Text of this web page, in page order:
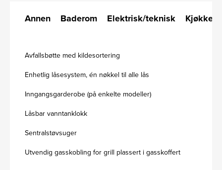
Annen Baderom Elektrisk/teknisk Kjøkken
Avfallsbøtte med kildesortering
Enhetlig låsesystem, én nøkkel til alle lås
Inngangsgarderobe (på enkelte modeller)
Låsbar vanntanklokk
Sentralstøvsuger
Utvendig gasskobling for grill plassert i gasskoffert